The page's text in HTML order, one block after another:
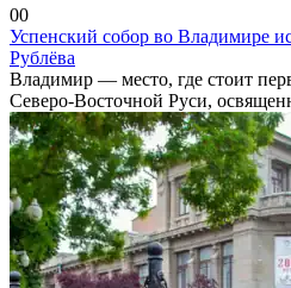
00
Успенский собор во Владимире
Рублёва
Владимир — место, где стоит
Северо-Восточной Руси,